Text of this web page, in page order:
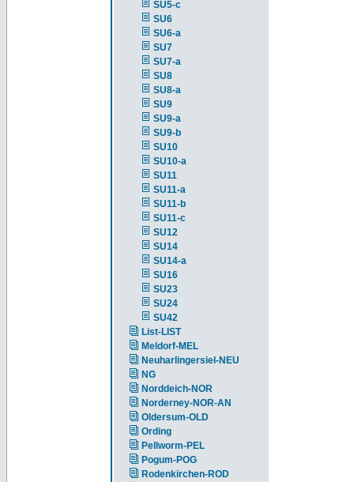
SU5-c
SU6
SU6-a
SU7
SU7-a
SU8
SU8-a
SU9
SU9-a
SU9-b
SU10
SU10-a
SU11
SU11-a
SU11-b
SU11-c
SU12
SU14
SU14-a
SU16
SU23
SU24
SU42
List-LIST
Meldorf-MEL
Neuharlingersiel-NEU
NG
Norddeich-NOR
Norderney-NOR-AN
Oldersum-OLD
Ording
Pellworm-PEL
Pogum-POG
Rodenkirchen-ROD